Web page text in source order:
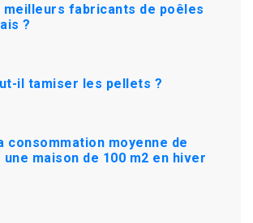
meilleurs fabricants de poêles
?
il tamiser les pellets ?
consommation moyenne de
maison de 100 m2 en hiver